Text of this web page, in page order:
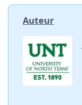
Auteur